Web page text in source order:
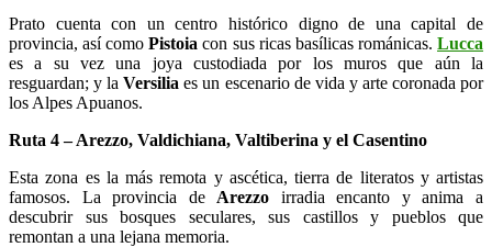
Prato cuenta con un centro histórico digno de una capital de
provincia, así comoPistoia con sus ricas basílicas románicas.Lucca
es a su vez una joya custodiada por los muros que aún la
resguardan; y laVersilia es un escenario de vida y arte coronada por
los Alpes Apuanos.
Ruta 4 – Arezzo, Valdichiana, Valtiberina y el Casentino
Esta zona es la más remota y ascética, tierra de literatos y artistas
famosos. La provincia de Arezzo irradia encanto y anima a
descubrir sus bosques seculares, sus castillos y pueblos que
remontan a una lejana memoria.